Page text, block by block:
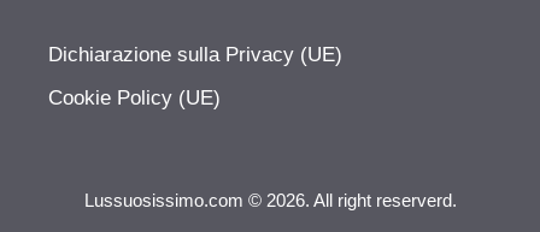
Dichiarazione sulla Privacy (UE)
Cookie Policy (UE)
Lussuosissimo.com © 2026. All right reserverd.